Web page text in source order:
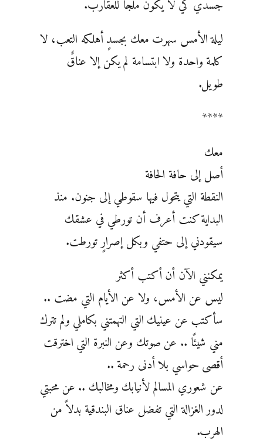
جسدي كي لا يكون ملجأً للعقارب.
ليلة الأمس سهرت معك بجسدٍ أهلكه التعب، لا
كلمة واحدة ولا ابتسامة لم يكن إلا عناقٌ
طويل.
****
معك
أصل إلى حافة الحافة
النقطة التي يتحول فيها سقوطي إلى جنون. منذ
البداية كنت أعرف أن تورطي في عشقك
سيقودني إلى حتفي وبكل إصرارٍ تورطت.
يمكنني الآن أن أكتب أكثر
ليس عن الأمس، ولا عن الأيام التي مضت ..
سأكتب عن عينيك التي التهمتني بكاملي ولم تترك
مني شيئًا .. عن صوتك وعن النبرة التي اخترقت
أقصى حواسي بلا أدنى رحمة ..
عن شعوري المسالم لأنيابك ومخالبك .. عن محبتي
لدور الغزالة التي تفضل عناق البندقية بدلاً من
الهرب.